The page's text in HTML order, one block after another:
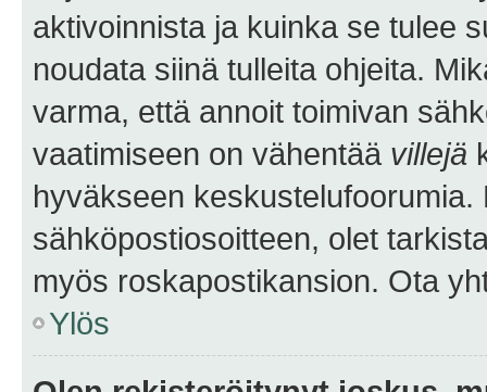
aktivoinnista ja kuinka se tulee
noudata siinä tulleita ohjeita.
varma, että annoit toimivan
vaatimiseen on vähentää villejä
hyväkseen
sähköpostiosoitteen, olet
myös roskapostikansion. Ota
Ylös